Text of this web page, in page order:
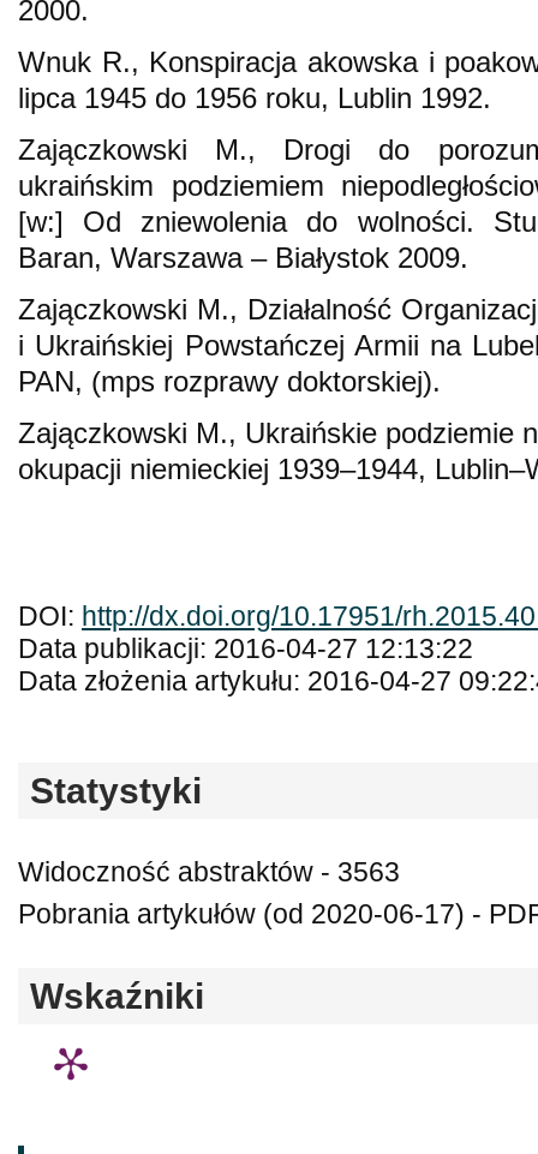
2000.
Wnuk R., Konspiracja akowska i
lipca 1945 do 1956 roku, Lublin 1992.
Zajączkowski M., Drogi do
ukraińskim podziemiem
[w:] Od zniewolenia do wolności.
Baran, Warszawa – Białystok 2009.
Zajączkowski M., Działalność
i Ukraińskiej Powstańczej Armii na
PAN, (mps rozprawy doktorskiej).
Zajączkowski M., Ukraińskie podziemie
okupacji niemieckiej 1939–1944,
DOI: http://dx.doi.org/10.17951/
Data publikacji: 2016-04-27 12:13:22
Data złożenia artykułu: 2016-04-27
Statystyki
Widoczność abstraktów - 3563
Pobrania artykułów (od 2020-06-17) -
Wskaźniki